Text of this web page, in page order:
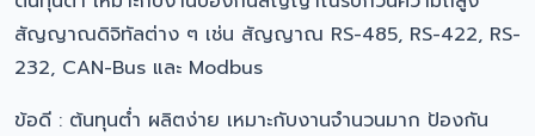
สัญญาณดิจิทัลต่าง ๆ เช่น สัญญาณ RS-485, RS-422, RS-
232, CAN-Bus และ Modbus
ข้อดี : ต้นทุนต่ำ ผลิตง่าย เหมาะกับงานจำนวนมาก ป้องกัน